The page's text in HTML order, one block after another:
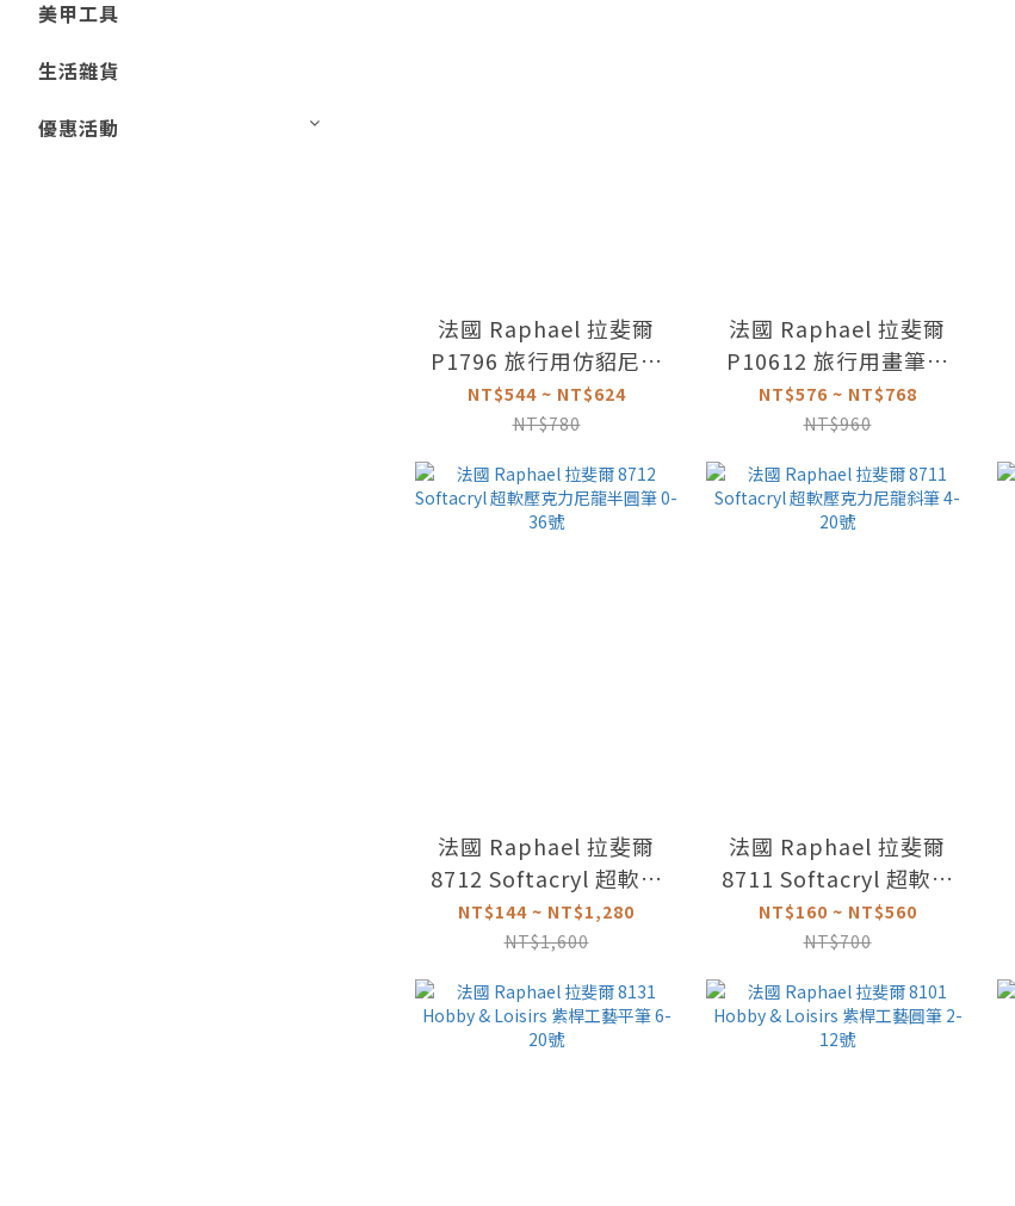
美甲工具
生活雜貨
優惠活動
法國 Raphael 拉斐爾
P1796 旅行用仿貂尼龍
圓筆 0、5號
NT$544 ~ NT$624
NT$780
法國 Raphael 拉斐爾
P10612 旅行用畫筆套
組 共四款
NT$576 ~ NT$768
NT$960
法國 Raphael 拉斐爾
8712 Softacryl 超軟壓
克力尼龍半圓筆 0-36號
NT$144 ~ NT$1,280
NT$1,600
法國 Raphael 拉斐爾
8711 Softacryl 超軟壓
克力尼龍斜筆 4-20號
NT$160 ~ NT$560
NT$700